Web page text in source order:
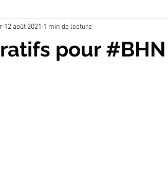
exposition
pour #BHN
12 août 2021 1 min de lecture